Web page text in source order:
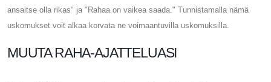
ansaitse olla rikas" ja "Rahaa on vaikea saada." Tunnistamalla nämä
uskomukset voit alkaa korvata ne voimaantuvilla uskomuksilla.
MUUTA RAHA-AJATTELUASI